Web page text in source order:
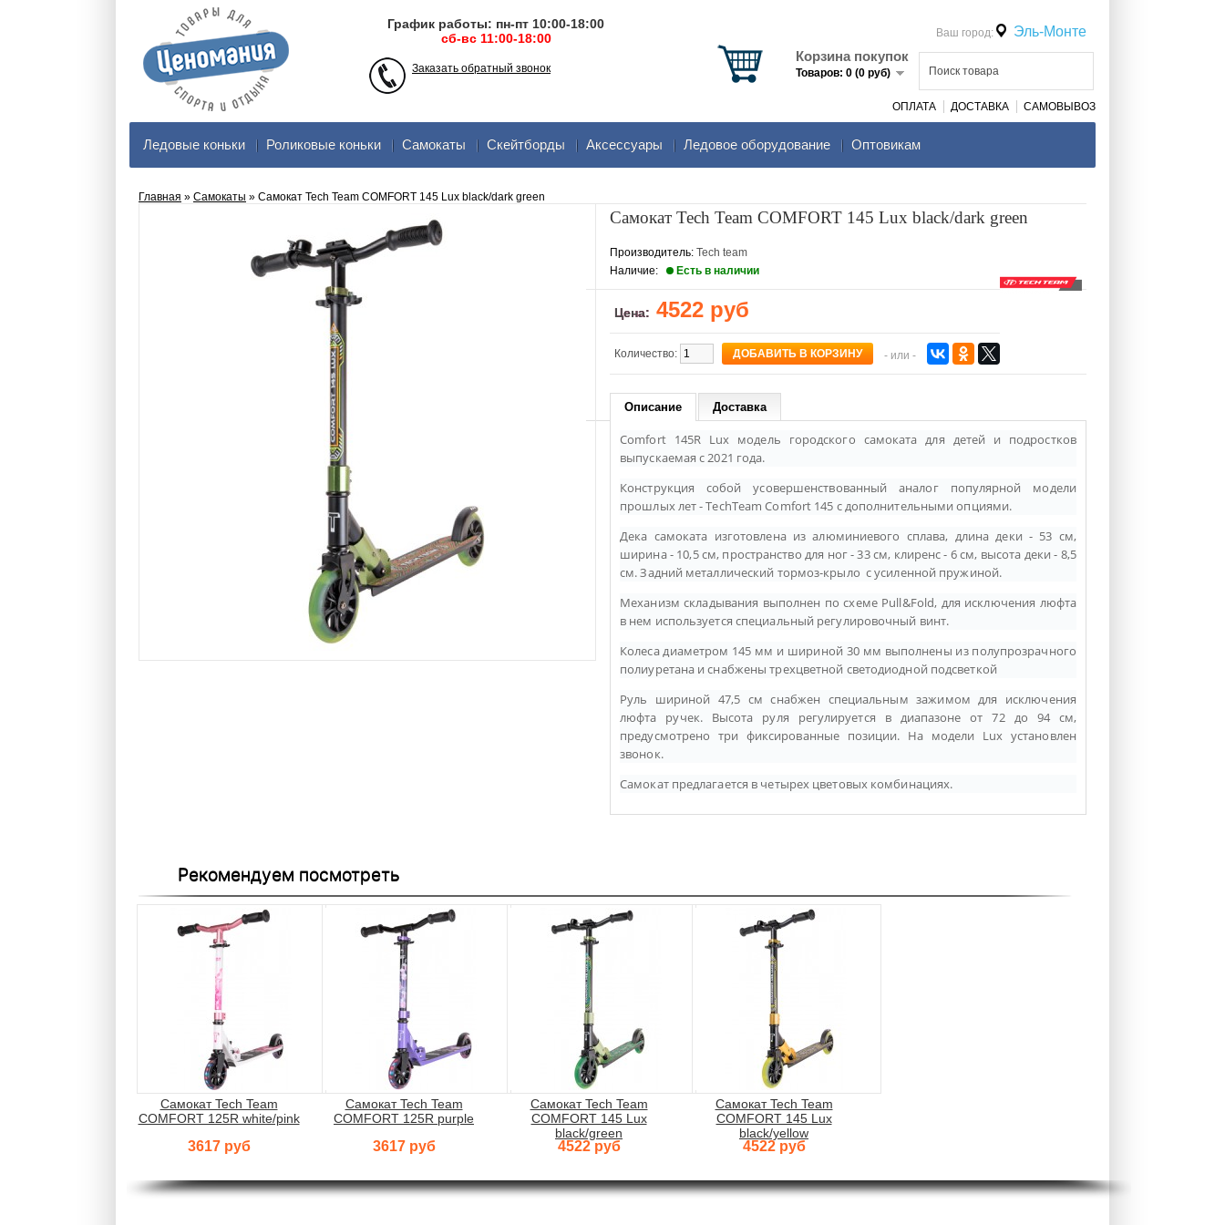
Заказать обратный звонок
График работы: пн-пт 10:00-18:00
сб-вс 11:00-18:00
Корзина покупок
Товаров: 0 (0 руб)
Ваш город: Эль-Монте
ОПЛАТА ДОСТАВКА САМОВЫВОЗ
Ледовые коньки Роликовые коньки Самокаты Скейтборды Аксеcсуары Ледовое оборудование Оптовикам
Главная » Самокаты » Самокат Tech Team COMFORT 145 Lux black/dark green
Самокат Tech Team COMFORT 145 Lux black/dark green
Производитель: Tech team
Наличие:
Есть в наличии
Цена: 4522 руб
Количество: - или -
Описание Доставка
Comfort 145R Lux модель городского самоката для детей и подростков
выпускаемая с 2021 года.
Конструкция собой усовершенствованный аналог популярной модели
прошлых лет - TechTeam Comfort 145 с дополнительными опциями.
Дека самоката изготовлена из алюминиевого сплава, длина деки - 53 см,
ширина - 10,5 см, пространство для ног - 33 см, клиренс - 6 см, высота деки - 8,5
см. Задний металлический тормоз-крыло с усиленной пружиной.
Механизм складывания выполнен по схеме Pull&Fold, для исключения люфта
в нем используется специальный регулировочный винт.
Колеса диаметром 145 мм и шириной 30 мм выполнены из полупрозрачного
полиуретана и снабжены трехцветной светодиодной подсветкой
Руль шириной 47,5 см снабжен специальным зажимом для исключения
люфта ручек. Высота руля регулируется в диапазоне от 72 до 94 см,
предусмотрено три фиксированные позиции. На модели Lux установлен
звонок.
Самокат предлагается в четырех цветовых комбинациях.
Рекомендуем посмотреть
Самокат Tech Team
COMFORT 125R white/pink
3617 руб
Самокат Tech Team
COMFORT 125R purple
3617 руб
Самокат Tech Team
COMFORT 145 Lux
black/green
4522 руб
Самокат Tech Team
COMFORT 145 Lux
black/yellow
4522 руб